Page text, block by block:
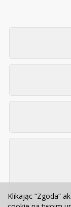
Klikając “Zgoda”